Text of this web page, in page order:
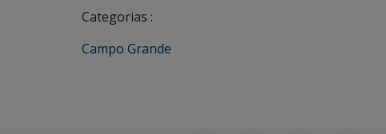
Categorias :
Campo Grande